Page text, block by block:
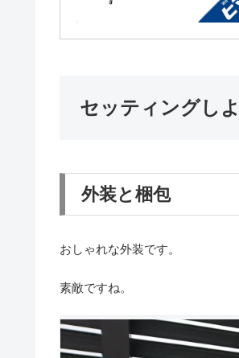
セッティングしよ
外装と梱包
おしゃれな外装です。
素敵ですね。